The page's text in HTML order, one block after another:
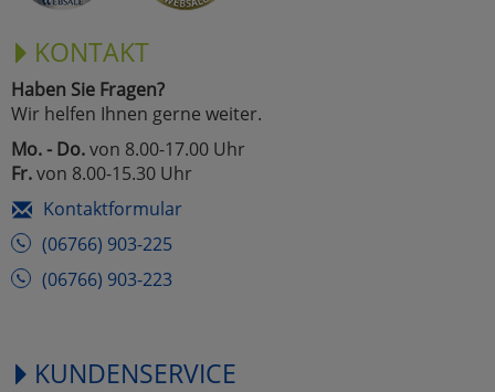
KONTAKT
Haben Sie Fragen?
Wir helfen Ihnen gerne weiter.
Mo. - Do.von 8.00-17.00 Uhr
Fr.von 8.00-15.30 Uhr
Kontaktformular
(06766) 903-225
(06766) 903-223
KUNDENSERVICE